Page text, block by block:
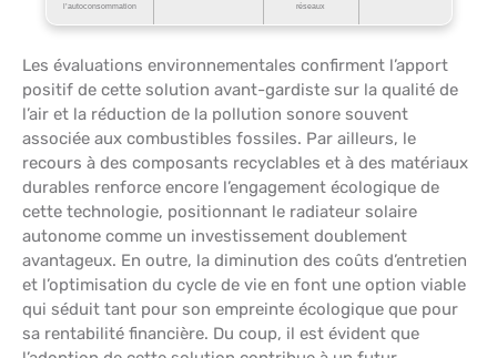
l’autoconsommation
réseaux
Les évaluations environnementales confirment l’apport
positif de cette solution avant-gardiste sur la qualité de
l’air et la réduction de la pollution sonore souvent
associée aux combustibles fossiles. Par ailleurs, le
recours à des composants recyclables et à des matériaux
durables renforce encore l’engagement écologique de
cette technologie, positionnant le radiateur solaire
autonome comme un investissement doublement
avantageux. En outre, la diminution des coûts d’entretien
et l’optimisation du cycle de vie en font une option viable
qui séduit tant pour son empreinte écologique que pour
sa rentabilité financière. Du coup, il est évident que